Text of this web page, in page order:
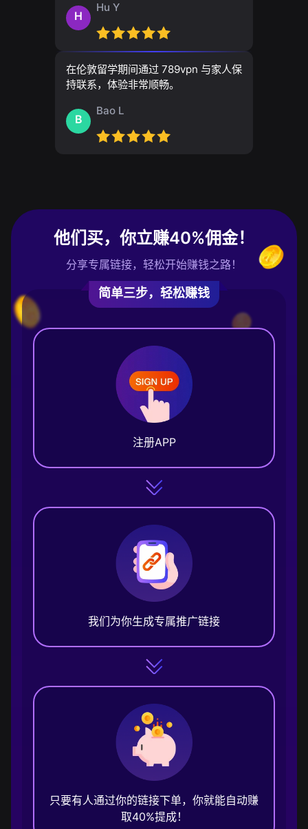
H
Hu Y
在伦敦留学期间通过 789vpn 与家人保
持联系，体验非常顺畅。
B
Bao L
他们买，你立赚40%佣金！
分享专属链接，轻松开始赚钱之路！
简单三步，轻松赚钱
注册APP
我们为你生成专属推广链接
只要有人通过你的链接下单，你就能自动赚
取40%提成！